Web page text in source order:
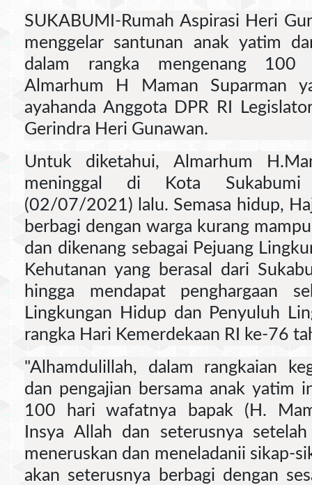
SUKABUMI-Rumah Aspirasi Heri
menggelar santunan anak yatim
dalam rangka mengenang 100
Almarhum H Maman Suparman
ayahanda Anggota DPR RI
Gerindra Heri Gunawan.
Untuk diketahui, Almarhum
meninggal di Kota
(02/07/2021) lalu. Semasa hidup,
berbagi dengan warga kurang
dan dikenang sebagai Pejuang
Kehutanan yang berasal dari
hingga mendapat penghargaan
Lingkungan Hidup dan Penyuluh
rangka Hari Kemerdekaan RI ke-76
"Alhamdulillah, dalam rangkaian
dan pengajian bersama anak yatim
100 hari wafatnya bapak (H.
Insya Allah dan seterusnya
meneruskan dan meneladanii sikap-
akan seterusnya berbagi dengan